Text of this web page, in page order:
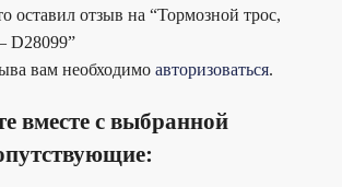
оставил отзыв на “Тормозной трос,
D28099”
вам необходимо авторизоваться.
вместе с выбранной